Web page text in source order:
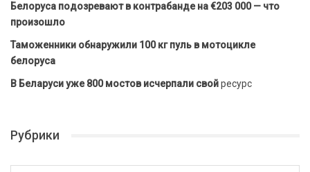
Белоруса подозревают в контрабанде на €203 000 — что
произошло
Таможенники обнаружили 100 кг пуль в мотоцикле
белоруса
В Беларуси уже 800 мостов исчерпали свойресурс
Рубрики